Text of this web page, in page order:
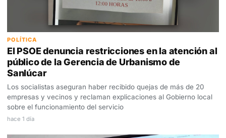
POLÍTICA
El PSOE denuncia restricciones en la atención al
público de la Gerencia de Urbanismo de
Sanlúcar
Los socialistas aseguran haber recibido quejas de más de 20
empresas y vecinos y reclaman explicaciones al Gobierno local
sobre el funcionamiento del servicio
hace 1 día